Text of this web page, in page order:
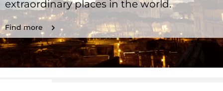
extraordinary places in the world.
Find more